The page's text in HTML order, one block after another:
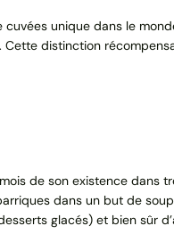
unique dans le
Cette distinction
de son existence dans
dans un but de
glacés) et bien sûr